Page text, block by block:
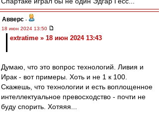
Авверс -
18 июн 2024 13:50
extratime » 18 июн 2024 13:43
Думаю, что это вопрос технологий. Ливия и
Ирак - вот примеры. Хоть и не 1 к 100.
Скажешь, что технологии и есть воплощенное
интеллектуальное превосходство - почти не
буду спорить. Хотяяя...